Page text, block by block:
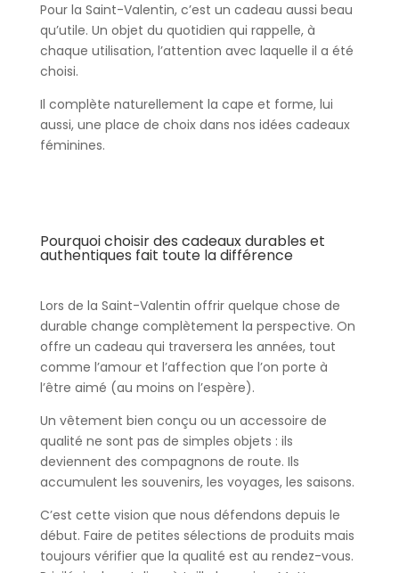
Pour la Saint-Valentin, c’est un cadeau aussi beau
qu’utile. Un objet du quotidien qui rappelle, à
chaque utilisation, l’attention avec laquelle il a été
choisi.
Il complète naturellement la cape et forme, lui
aussi, une place de choix dans nos idées cadeaux
féminines.
Pourquoi choisir des cadeaux durables et
authentiques fait toute la différence
Lors de la Saint-Valentin offrir quelque chose de
durable change complètement la perspective. On
offre un cadeau qui traversera les années, tout
comme l’amour et l’affection que l’on porte à
l’être aimé (au moins on l’espère).
Un vêtement bien conçu ou un accessoire de
qualité ne sont pas de simples objets : ils
deviennent des compagnons de route. Ils
accumulent les souvenirs, les voyages, les saisons.
C’est cette vision que nous défendons depuis le
début. Faire de petites sélections de produits mais
toujours vérifier que la qualité est au rendez-vous.